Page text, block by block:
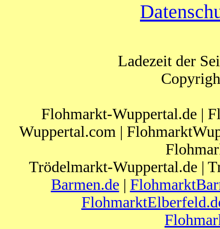
Ladezeit der
Flohmarkt-Wuppertal.de |
Wuppertal.com |
Trödelmarkt-Wuppertal.de |
Barmen.de |